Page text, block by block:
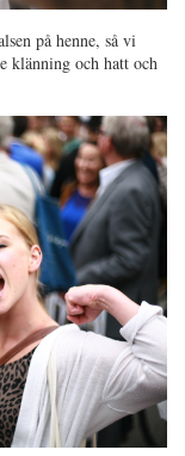
på henne, så vi
klänning och hatt och